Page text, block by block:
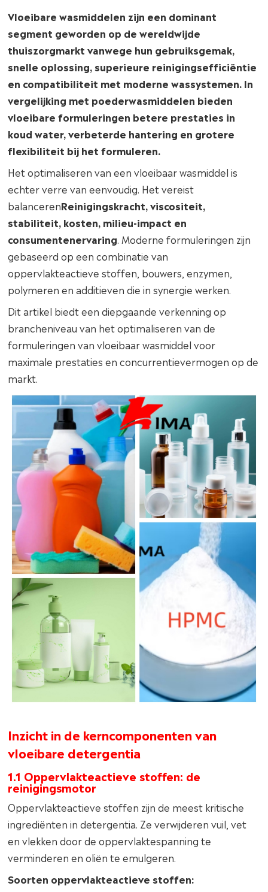
Vloeibare wasmiddelen zijn een dominant
segment geworden op de wereldwijde
thuiszorgmarkt vanwege hun gebruiksgemak,
snelle oplossing, superieure reinigingsefficiëntie
en compatibiliteit met moderne wassystemen. In
vergelijking met poederwasmiddelen bieden
vloeibare formuleringen betere prestaties in
koud water, verbeterde hantering en grotere
flexibiliteit bij het formuleren.
Het optimaliseren van een vloeibaar wasmiddel is
echter verre van eenvoudig. Het vereist
balancerenReinigingskracht, viscositeit,
stabiliteit, kosten, milieu-impact en
consumentenervaring. Moderne formuleringen zijn
gebaseerd op een combinatie van
oppervlakteactieve stoffen, bouwers, enzymen,
polymeren en additieven die in synergie werken.
Dit artikel biedt een diepgaande verkenning op
brancheniveau van het optimaliseren van de
formuleringen van vloeibaar wasmiddel voor
maximale prestaties en concurrentievermogen op de
markt.
Inzicht in de kerncomponenten van
vloeibare detergentia
1.1 Oppervlakteactieve stoffen: de
reinigingsmotor
Oppervlakteactieve stoffen zijn de meest kritische
ingrediënten in detergentia. Ze verwijderen vuil, vet
en vlekken door de oppervlaktespanning te
verminderen en oliën te emulgeren.
Soorten oppervlakteactieve stoffen: